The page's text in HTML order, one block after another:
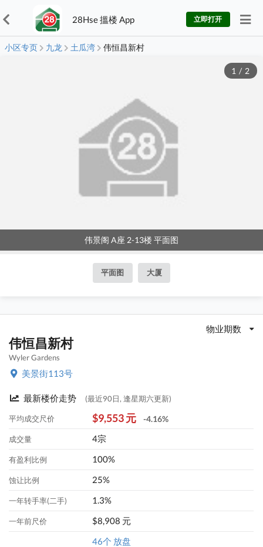
28Hse 搵楼 App 立即打开
小区专页 九龙 土瓜湾 伟恒昌新村
伟景阁 A座 2-13楼 平面图
1 / 2
平面图 大厦
物业期数
伟恒昌新村
Wyler Gardens
美景街113号
最新楼价走势 (最近90日, 逢星期六更新)
平均成交尺价 $9,553 元 -4.16%
成交量 4宗
有盈利比例 100%
蚀让比例 25%
一年转手率(二手) 1.3%
一年前尺价 $8,908 元
46个 放盘